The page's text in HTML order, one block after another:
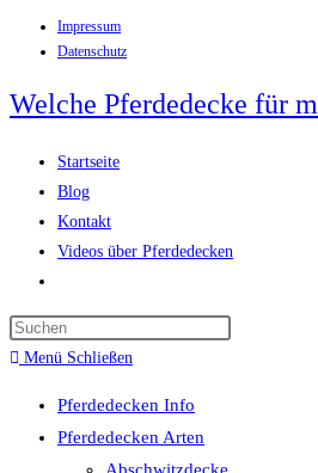
Inhalt
Impressum
Datenschutz
Welche Pferdedecke für
Startseite
Blog
Kontakt
Videos über Pferdedecken
umschalten
Menü Schließen
Pferdedecken Info
Pferdedecken Arten